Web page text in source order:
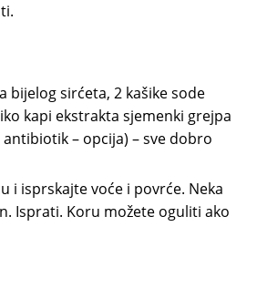
bijelog sirćeta, 2 kašike sode
kapi ekstrakta sjemenki grejpa
– opcija) – sve dobro
i isprskajte voće i povrće. Neka
Isprati. Koru možete oguliti ako